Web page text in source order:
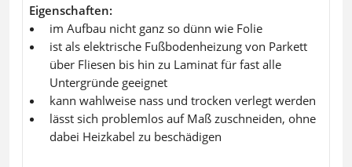
Eigenschaften
im Aufbau nicht ganz so dünn wie Folie
ist als elektrische Fußbodenheizung von Parkett
über Fliesen bis hin zu Laminat für fast alle
Untergründe geeignet
kann wahlweise nass und trocken verlegt werden
lässt sich problemlos auf Maß zuschneiden, ohne
dabei Heizkabel zu beschädigen